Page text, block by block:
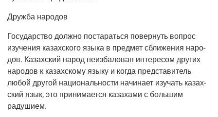
Друж­ба народов
Госу­дар­ство долж­но поста­рать­ся повер­нуть вопрос
изу­че­ния казах­ско­го язы­ка в пред­мет сбли­же­ния наро­
дов. Казах­ский народ неиз­ба­ло­ван инте­ре­сом дру­гих
наро­дов к казах­ско­му язы­ку и когда пред­ста­ви­тель
любой дру­гой наци­о­наль­но­сти начи­на­ет изу­чать казах­
ский язык, это при­ни­ма­ет­ся каза­ха­ми с боль­шим
радушием.